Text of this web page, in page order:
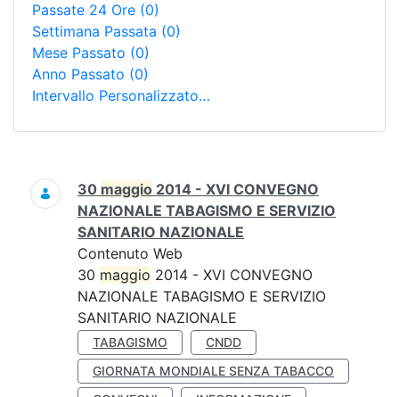
Passate 24 Ore (0)
Settimana Passata (0)
Mese Passato (0)
Anno Passato (0)
Intervallo Personalizzato…
Ricerca
30 maggio 2014 - XVI CONVEGNO
NAZIONALE TABAGISMO E SERVIZIO
SANITARIO NAZIONALE
Contenuto Web
30 maggio 2014 - XVI CONVEGNO
NAZIONALE TABAGISMO E SERVIZIO
SANITARIO NAZIONALE
TABAGISMO
CNDD
GIORNATA MONDIALE SENZA TABACCO